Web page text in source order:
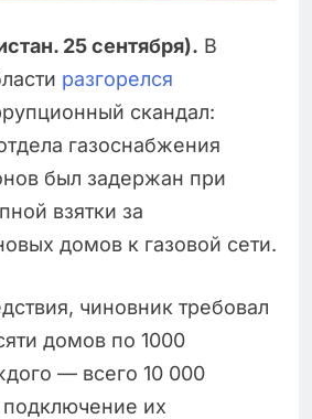
25 сентября). В
разгорелся
скандал:
газоснабжения
был задержан при
взятки за
домов к газовой сети.
чиновник требовал
домов по 1000
— всего 10 000
их